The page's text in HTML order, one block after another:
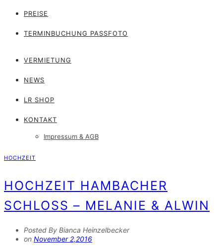
PREISE
TERMINBUCHUNG PASSFOTO
VERMIETUNG
NEWS
LR SHOP
KONTAKT
Impressum & AGB
HOCHZEIT
HOCHZEIT HAMBACHER
SCHLOSS – MELANIE & ALWIN
Posted By Bianca Heinzelbecker
on November 2,2016